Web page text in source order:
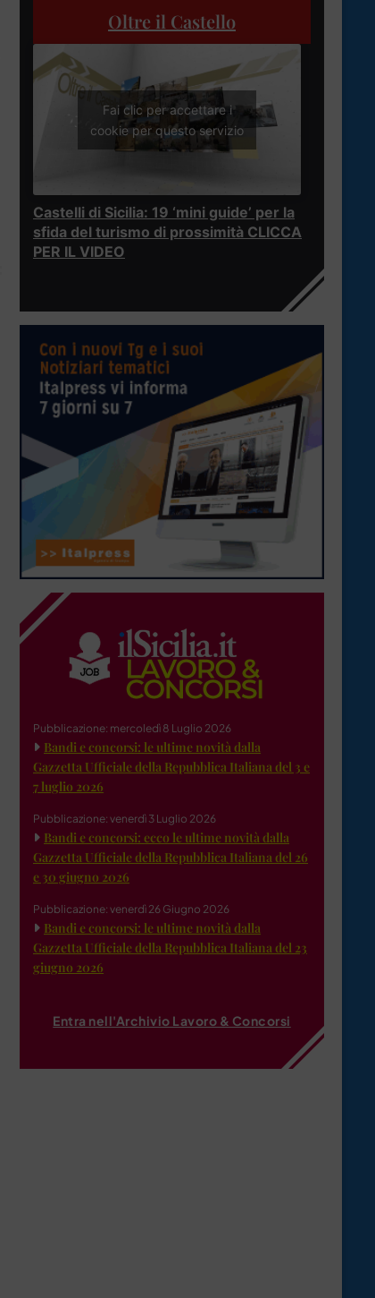
Oltre il Castello
Fai clic per accettare i
cookie per questo servizio
Castelli di Sicilia: 19 ‘mini guide’ per la
sfida del turismo di prossimità CLICCA
PER IL VIDEO
Pubblicazione: mercoledì 8 Luglio 2026
Bandi e concorsi: le ultime novità dalla
Gazzetta Ufficiale della Repubblica Italiana del 3 e
7 luglio 2026
Pubblicazione: venerdì 3 Luglio 2026
Bandi e concorsi: ecco le ultime novità dalla
Gazzetta Ufficiale della Repubblica Italiana del 26
e 30 giugno 2026
Pubblicazione: venerdì 26 Giugno 2026
Bandi e concorsi: le ultime novità dalla
Gazzetta Ufficiale della Repubblica Italiana del 23
giugno 2026
Entra nell'Archivio Lavoro & Concorsi